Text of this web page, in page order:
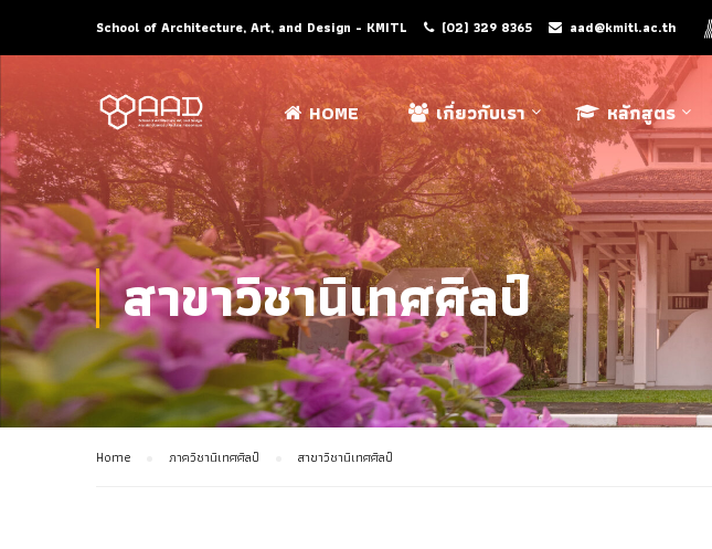
School of Architecture, Art, and Design - KMITL (02) 329 8365 aad@kmitl.ac.th
HOME เกี่ยวกับเรา หลักสูตร
สาขาวิชานิเทศศิลป์
Home ภาควิชานิเทศศิลป์ สาขาวิชานิเทศศิลป์